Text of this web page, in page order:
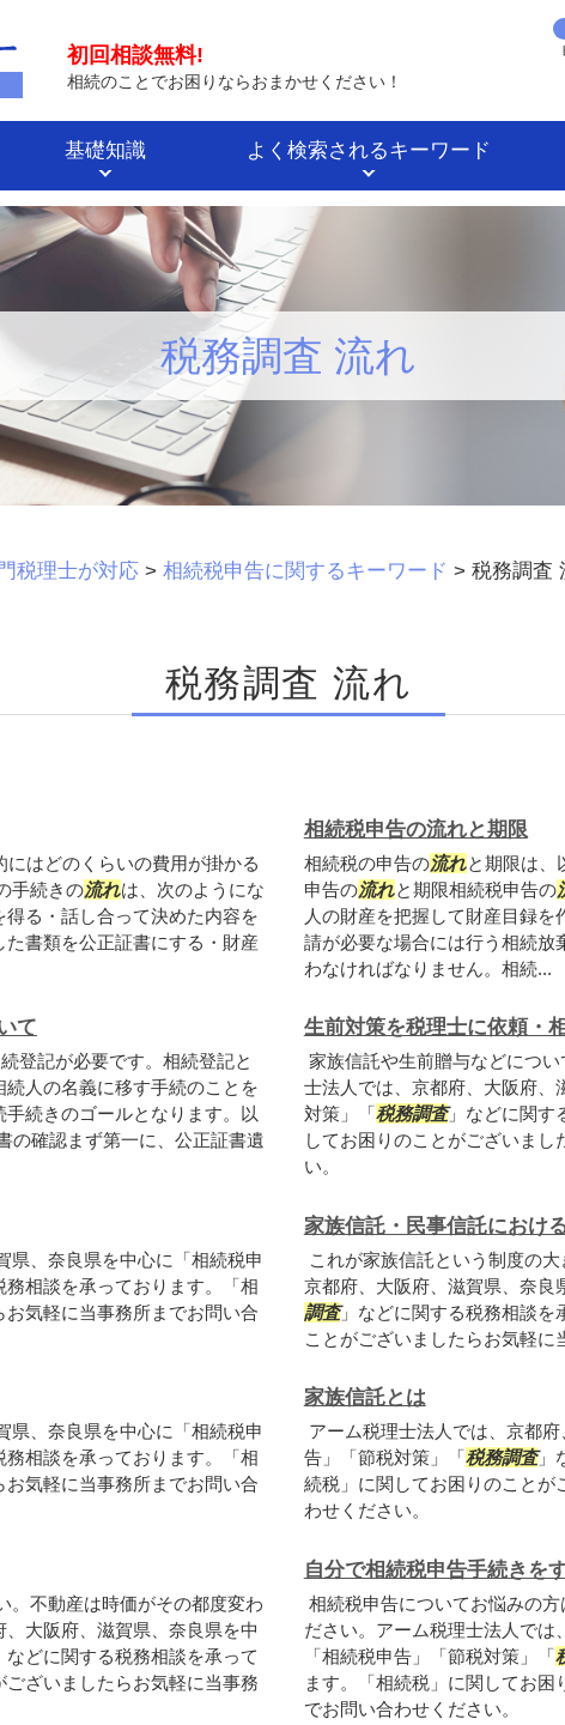
税務調査 流れ
初回相談無料!
相続のことでお困りならおまかせください！
基礎知識 よく検索されるキーワード
税理士が対応 > 相続税申告に関するキーワード > 税務調査
税務調査 流れ
にはどのくらいの費用が掛かる
手続きの流れは、次のようにな
る・話し合って決めた内容を
書類を公正証書にする・財産
相続税申告の流れと期限
相続税の申告の流れと期限は、
申告の流れと期限相続税申告の
人の財産を把握して財産目録
請が必要な場合には行う相続放
わなければなりません。相続...
て
登記が必要です。相続登記と
人の名義に移す手続のことを
続きのゴールとなります。以
の確認まず第一に、公正証書遺
生前対策を税理士に依頼・
家族信託や生前贈与などにつ
士法人では、京都府、大阪府、
対策」「税務調査」などに関す
してお困りのことがございま
い。
県、奈良県を中心に「相続税申
務相談を承っております。「相
気軽に当事務所までお問い合
家族信託・民事信託におけ
これが家族信託という制度の
京都府、大阪府、滋賀県、奈良
調査」などに関する税務相談を
ことがございましたらお気軽に
県、奈良県を中心に「相続税申
務相談を承っております。「相
気軽に当事務所までお問い合
家族信託とは
アーム税理士法人では、京都
告」「節税対策」「税務調査」
続税」に関してお困りのことが
わせください。
。不動産は時価がその都度変わ
大阪府、滋賀県、奈良県を中
などに関する税務相談を承って
ざいましたらお気軽に当事務
自分で相続税申告手続きを
相続税申告についてお悩みの
ださい。アーム税理士法人では
「相続税申告」「節税対策」「
ます。「相続税」に関してお
でお問い合わせください。